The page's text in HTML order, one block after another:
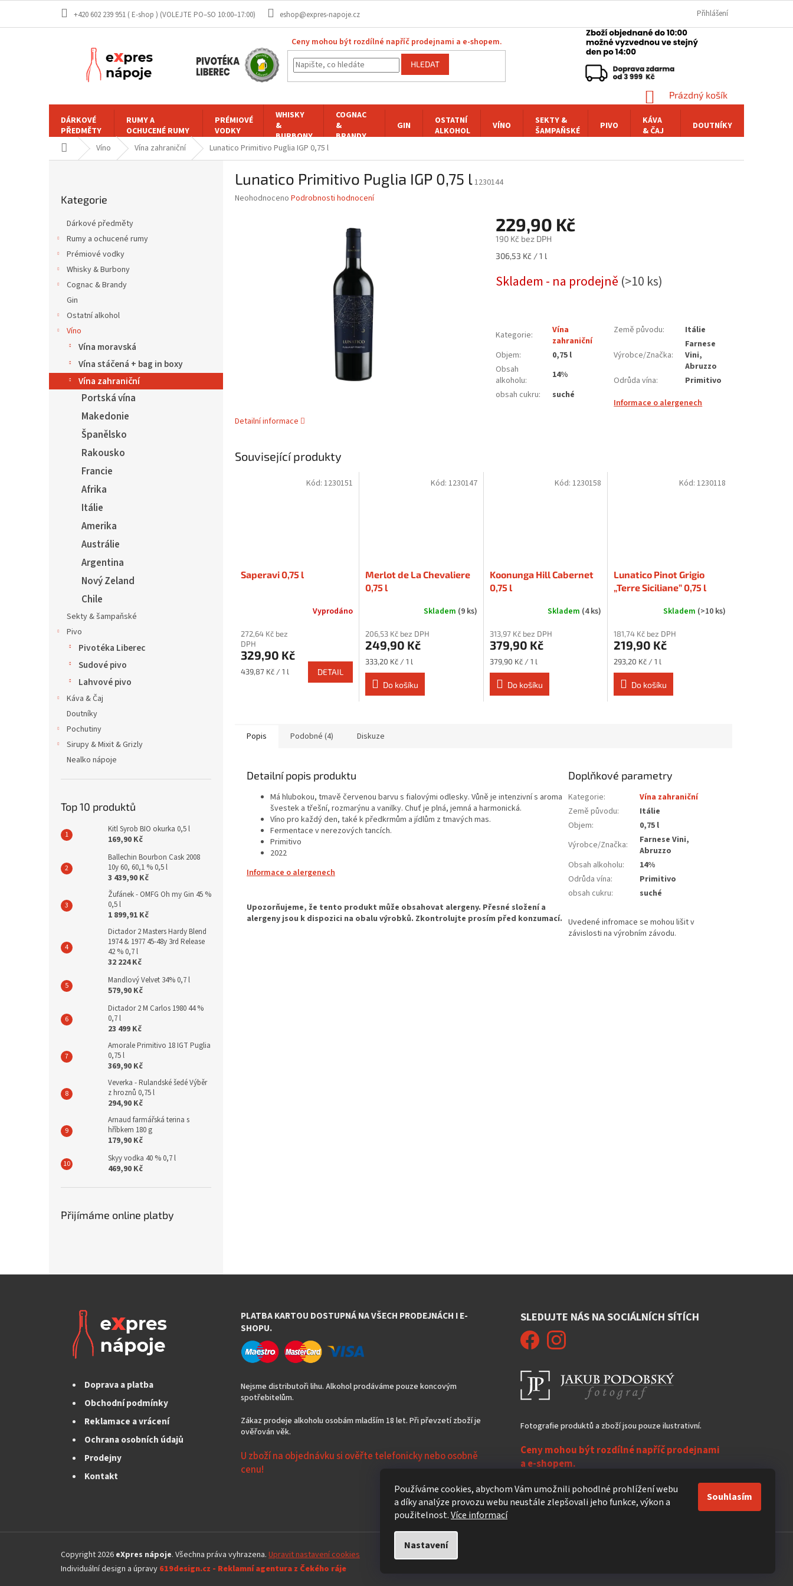
Používáme cookies, abychom Vám umožnili pohodlné prohlížení webu
a díky analýze provozu webu neustále zlepšovali jeho funkce, výkon a
použitelnost.Více informací
Nastavení
Souhlasím
obsah
+420 602 239 951 ( E-shop ) eshop@expres-napoje.cz Přihlášení
Ceny mohou být rozdílné napříč prodejnami a e-shopem.
HLEDAT
NÁKUPNÍ
KOŠÍK
Prázdný košík
DÁRKOVÉ
PŘEDMĚTY
RUMY A
OCHUCENÉ RUMY
PRÉMIOVÉ
VODKY
WHISKY
&
BURBONY
COGNAC
&
BRANDY
GIN
OSTATNÍ
ALKOHOL
VÍNO
SEKTY &
ŠAMPAŇSKÉ
PIVO
KÁVA
& ČAJ
DOUTNÍKY
Domů Víno Vína zahraniční Lunatico Primitivo Puglia IGP 0,75 l
kategorie
Kategorie
Dárkové předměty
Rumy a ochucené rumy
Prémiové vodky
Whisky & Burbony
Cognac & Brandy
Gin
Ostatní alkohol
Víno
Vína moravská
Vína stáčená + bag in boxy
Vína zahraniční
Portská vína
Makedonie
Španělsko
Rakousko
Francie
Afrika
Itálie
Amerika
Austrálie
Argentina
Nový Zeland
Chile
Sekty & šampaňské
Pivo
Pivotéka Liberec
Sudové pivo
Lahvové pivo
Káva & Čaj
Doutníky
Pochutiny
Sirupy & Mixit & Grizly
Nealko nápoje
Top 10 produktů
Kitl Syrob BIO okurka 0,5 l
169,90 Kč
Ballechin Bourbon Cask 2008
10y 60, 60,1 % 0,5 l
3 439,90 Kč
Žufánek - OMFG Oh my Gin 45 %
0,5 l
1 899,91 Kč
Dictador 2 Masters Hardy Blend
1974 & 1977 45-48y 3rd Release
42 % 0,7 l
32 224 Kč
Mandlový Velvet 34% 0,7 l
579,90 Kč
Dictador 2 M Carlos 1980 44 %
0,7 l
23 499 Kč
Amorale Primitivo 18 IGT Puglia
0,75 l
369,90 Kč
Veverka - Rulandské šedé Výběr
z hroznů 0,75 l
294,90 Kč
Arnaud farmářská terina s
hříbkem 180 g
179,90 Kč
Skyy vodka 40 % 0,7 l
469,90 Kč
Přijímáme online platby
Lunatico Primitivo Puglia IGP 0,75 l1230144
Průměrné
Neohodnoceno Podrobnosti hodnocení
Detailní informace
229,90 Kč
190 Kč bez DPH
Měrná
306,53 Kč / 1 l
Skladem - na prodejně (>10 ks)
Kategorie:
Vína
zahraniční
Objem:
0,75 l
Obsah
alkoholu:
14%
obsah cukru: suché
Země původu: Itálie
Výrobce/Značka:
Farnese
Vini,
Abruzzo
Odrůda vína:
Primitivo
Informace o alergenech
Související produkty
Saperavi 0,75 l
Vyprodáno
272,64 Kč bez
DPH
329,90 Kč
Měrná
439,87 Kč / 1 l DETAIL
Kód: 1230151
Merlot de La Chevaliere
0,75 l
Skladem (9 ks)
206,53 Kč bez DPH
249,90 Kč
Měrná
cena:
333,20 Kč / 1 l
Do košíku
Kód: 1230147
Koonunga Hill Cabernet
0,75 l
Skladem (4 ks)
313,97 Kč bez DPH
379,90 Kč
Měrná
cena:
379,90 Kč / 1 l
Do košíku
Kód:1230158
Lunatico Pinot Grigio
„Terre Siciliane” 0,75 l
Skladem (>10 ks)
181,74 Kč bez DPH
219,90 Kč
Měrná
cena:
293,20 Kč / 1 l
Do košíku
Kód: 1230118
Popis Podobné (4) Diskuze
Detailní popis produktu
Má hlubokou, tmavě červenou barvu s fialovými odlesky. Vůně je intenzivní s aroma
švestek a třešní, rozmarýnu a vanilky. Chuť je plná, jemná a harmonická.
Víno pro každý den, také k předkrmům a jídlům z tmavých mas.
Fermentace v nerezových tancích.
Primitivo
2022
Informace o alergenech
Doplňkové parametry
Kategorie:
Vína zahraniční
Země původu:
Itálie
Objem:
0,75 l
Výrobce/Značka:
Farnese Vini,
Abruzzo
Obsah alkoholu:
14%
Odrůda vína:
Primitivo
obsah cukru: suché
Doprava a platba
Obchodní podmínky
Reklamace a vrácení
Ochrana osobních údajů
Prodejny
Kontakt
PLATBA KARTOU DOSTUPNÁ NA VŠECH PRODEJNÁCH I E-
SHOPU.
Nejsme distributoři lihu. Alkohol prodáváme pouze koncovým
spotřebitelům.
Zákaz prodeje alkoholu osobám mladším 18 let. Při převzetí zboží je
ověřován věk.
U zboží na objednávku si ověřte telefonicky nebo osobně
cenu!
SLEDUJTE NÁS NA SOCIÁLNÍCH SÍTÍCH
Fotografie produktů a zboží jsou pouze ilustrativní.
Ceny mohou být rozdílné napříč prodejnami
a e-shopem.
Nezasíláme do zahraničí!
Copyright 2026 eXpres nápoje. Všechna práva vyhrazena. Upravit nastavení cookies
Individuální design a úpravy 619design.cz - Reklamní agentura z Čekého ráje